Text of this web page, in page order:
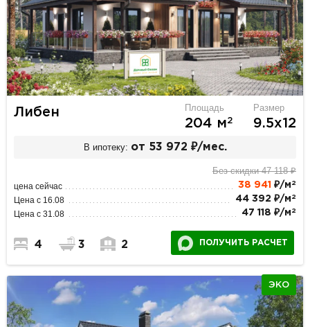
Либен Площадь
204 м2
Размер
9.5х12
В ипотеку: от 53 972 ₽/мес.
Без скидки 47 118 ₽
цена сейчас 38 941 ₽/м 2
Цена с 16.08 44 392 ₽/м 2
Цена с 31.08 47 118 ₽/м 2
4 3 2 ПОЛУЧИТЬ РАСЧЕТ
ЭКО